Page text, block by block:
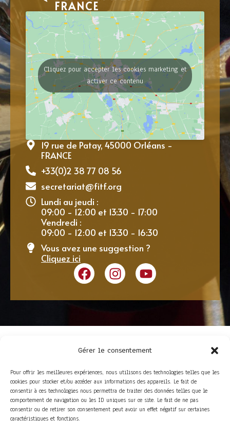
Gérer le consentement
Pour offrir les meilleures expériences, nous utilisons des technologies telles que les
cookies pour stocker et/ou accéder aux informations des appareils. Le fait de
consentir à ces technologies nous permettra de traiter des données telles que le
comportement de navigation ou les ID uniques sur ce site. Le fait de ne pas
consentir ou de retirer son consentement peut avoir un effet négatif sur certaines
caractéristiques et fonctions.
FRANCE
Cliquez pour accepter les cookies marketing et
activer ce contenu
19 rue de Patay, 45000 Orléans -
FRANCE
+33(0)2 38 77 08 56
secretariat@fitf.org
Lundi au jeudi :
09:00 - 12:00 et 13:30 - 17:00
Vendredi :
09:00 - 12:00 et 13:30 - 16:30
Vous avez une suggestion ?
Cliquez ici
ACCÈS RAPIDE